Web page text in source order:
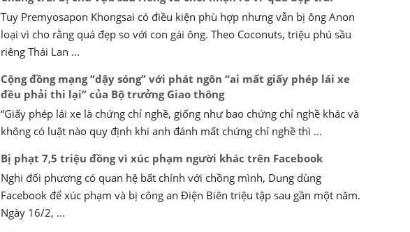
Tuy Premyosapon Khongsai có điều kiện phù hợp nhưng vẫn bị ông Anon
loại vì cho rằng quá đẹp so với con gái ông. Theo Coconuts, triệu phú sầu
riêng Thái Lan ...
Cộng đồng mạng “dậy sóng” với phát ngôn “ai mất giấy phép lái xe
đều phải thi lại” của Bộ trưởng Giao thông
“Giấy phép lái xe là chứng chỉ nghề, giống như bao chứng chỉ nghề khác và
không có luật nào quy định khi anh đánh mất chứng chỉ nghề thì ...
Bị phạt 7,5 triệu đồng vì xúc phạm người khác trên Facebook
Nghi đối phương có quan hệ bất chính với chồng mình, Dung dùng
Facebook để xúc phạm và bị công an Điện Biên triệu tập sau gần một năm.
Ngày 16/2, ...